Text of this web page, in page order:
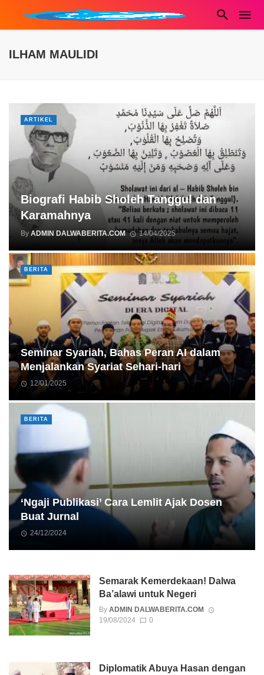
ILHAM MAULIDI
Biografi Habib Sholeh Tanggul dan
Karamahnya
By ADMIN DALWABERITA.COM 14/04/2025
ARTIKEL
Seminar Syariah, Bahas Peran AI dalam
Menjalankan Syariat Sehari-hari
12/01/2025
BERITA
‘Ngaji Publikasi’ Cara Lemlit Ajak Dosen
Buat Jurnal
24/12/2024
BERITA
Semarak Kemerdekaan! Dalwa
Ba’alawi untuk Negeri
By ADMIN DALWABERITA.COM
19/08/2024
0
Diplomatik Abuya Hasan dengan